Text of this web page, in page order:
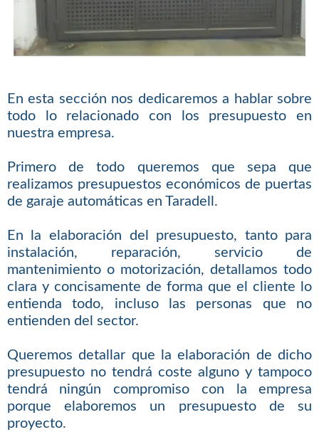
En esta sección nos dedicaremos a hablar sobre
todo lo relacionado con los presupuesto en
nuestra empresa.
Primero de todo queremos que sepa que
realizamos presupuestos económicos de puertas
de garaje automáticas en Taradell.
En la elaboración del presupuesto, tanto para
instalación, reparación, servicio de
mantenimiento o motorización, detallamos todo
clara y concisamente de forma que el cliente lo
entienda todo, incluso las personas que no
entienden del sector.
Queremos detallar que la elaboración de dicho
presupuesto no tendrá coste alguno y tampoco
tendrá ningún compromiso con la empresa
porque elaboremos un presupuesto de su
proyecto.